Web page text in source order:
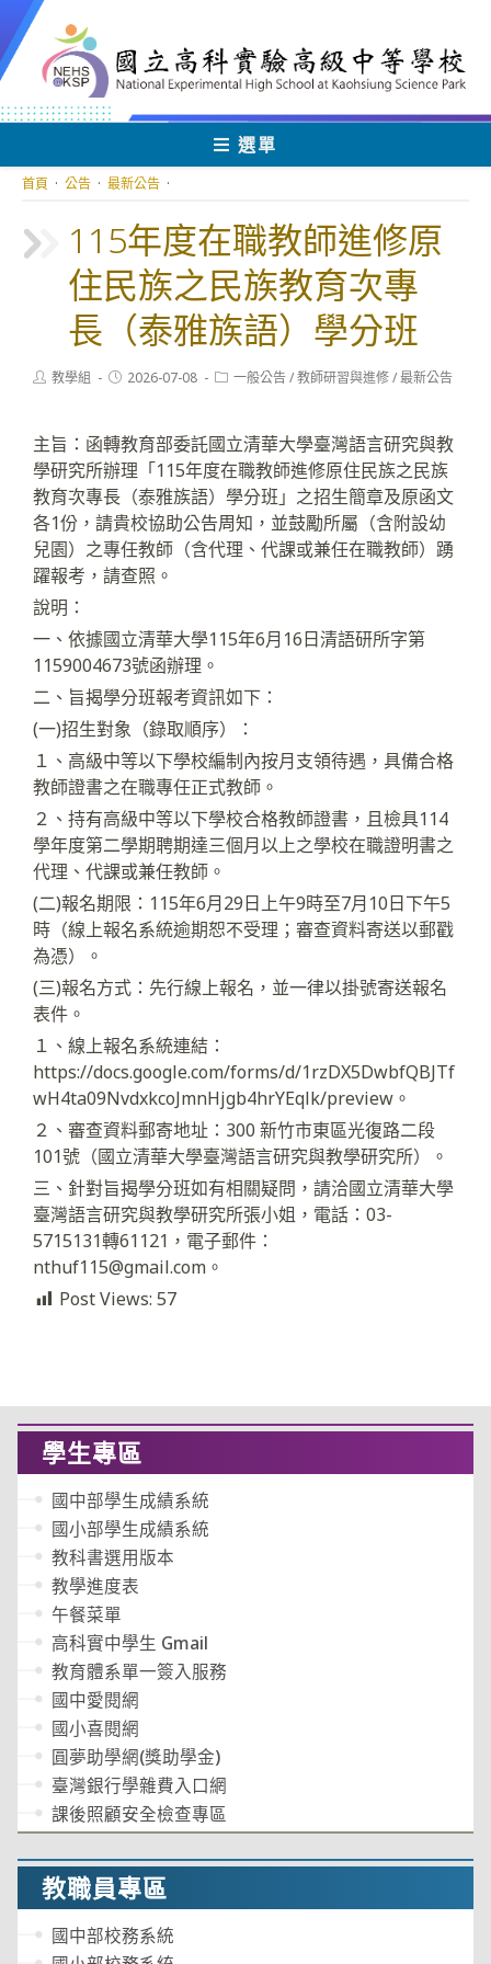
轉
至
要
容
選單
115年度在職教師進修原
住民族之民族教育次專
長（泰雅族語）學分班
首頁 · 公告 · 最新公告 ·
Post教學組
Post2026-07-08
Post一般公告/教師研習與進修/最新公告
主旨：函轉教育部委託國立清華大學臺灣語言研究與教
學研究所辦理「115年度在職教師進修原住民族之民族
教育次專長（泰雅族語）學分班」之招生簡章及原函文
各1份，請貴校協助公告周知，並鼓勵所屬（含附設幼
兒園）之專任教師（含代理、代課或兼任在職教師）踴
躍報考，請查照。
說明：
一、依據國立清華大學115年6月16日清語研所字第
1159004673號函辦理。
二、旨揭學分班報考資訊如下：
(一)招生對象（錄取順序）：
１、高級中等以下學校編制內按月支領待遇，具備合格
教師證書之在職專任正式教師。
２、持有高級中等以下學校合格教師證書，且檢具114
學年度第二學期聘期達三個月以上之學校在職證明書之
代理、代課或兼任教師。
(二)報名期限：115年6月29日上午9時至7月10日下午5
時（線上報名系統逾期恕不受理；審查資料寄送以郵戳
為憑）。
(三)報名方式：先行線上報名，並一律以掛號寄送報名
表件。
１、線上報名系統連結：
https://docs.google.com/forms/d/1rzDX5DwbfQBJTf
wH4ta09NvdxkcoJmnHjgb4hrYEqlk/preview。
２、審查資料郵寄地址：300 新竹市東區光復路二段
101號（國立清華大學臺灣語言研究與教學研究所）。
三、針對旨揭學分班如有相關疑問，請洽國立清華大學
臺灣語言研究與教學研究所張小姐，電話：03-
5715131轉61121，電子郵件：
nthuf115@gmail.com。
Post Views: 57
學生專區
國中部學生成績系統
國小部學生成績系統
教科書選用版本
教學進度表
午餐菜單
高科實中學生 Gmail
教育體系單一簽入服務
國中愛閱網
國小喜閱網
圓夢助學網(獎助學金)
臺灣銀行學雜費入口網
課後照顧安全檢查專區
教職員專區
國中部校務系統